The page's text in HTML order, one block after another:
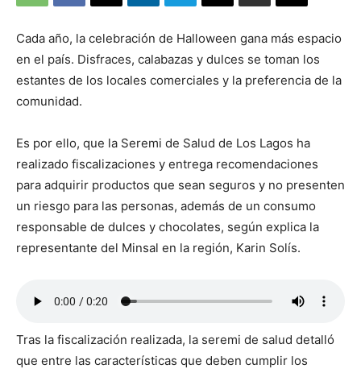
Cada año, la celebración de Halloween gana más espacio
en el país. Disfraces, calabazas y dulces se toman los
estantes de los locales comerciales y la preferencia de la
comunidad.
Es por ello, que la Seremi de Salud de Los Lagos ha
realizado fiscalizaciones y entrega recomendaciones
para adquirir productos que sean seguros y no presenten
un riesgo para las personas, además de un consumo
responsable de dulces y chocolates, según explica la
representante del Minsal en la región, Karin Solís.
Tras la fiscalización realizada, la seremi de salud detalló
que entre las características que deben cumplir los